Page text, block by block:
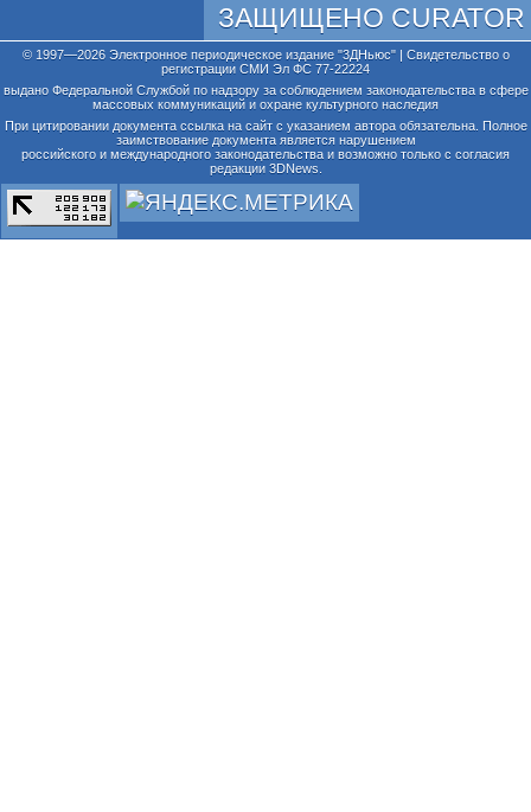
ЗАЩИЩЕНО CURATOR
© 1997—2026 Электронное периодическое издание "3ДНьюс" | Свидетельство о
регистрации СМИ Эл ФС 77-22224
выдано Федеральной Службой по надзору за соблюдением законодательства в сфере
массовых коммуникаций и охране культурного наследия
При цитировании документа ссылка на сайт с указанием автора обязательна. Полное
заимствование документа является нарушением
российского и международного законодательства и возможно только с согласия
редакции 3DNews.